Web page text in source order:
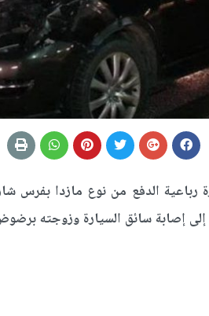
الدفع من نوع مازدا بفرس
إلى إصابة سائق السيارة وزوجته